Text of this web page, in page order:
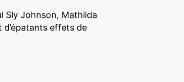
Sly Johnson, Mathilda
d’épatants effets de